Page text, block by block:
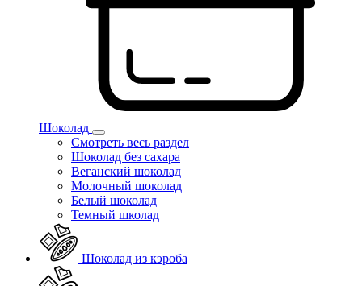
Шоколад
Смотреть весь раздел
Шоколад без сахара
Веганский шоколад
Молочный шоколад
Белый шоколад
Темный школад
Шоколад из кэроба